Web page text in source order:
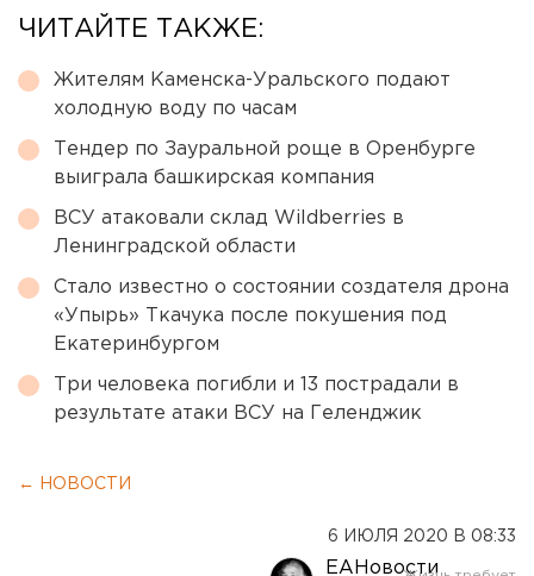
ЧИТАЙТЕ ТАКЖЕ:
Жителям Каменска-Уральского подают
холодную воду по часам
Тендер по Зауральной роще в Оренбурге
выиграла башкирская компания
ВСУ атаковали склад Wildberries в
Ленинградской области
Стало известно о состоянии создателя дрона
«Упырь» Ткачука после покушения под
Екатеринбургом
Три человека погибли и 13 пострадали в
результате атаки ВСУ на Геленджик
← НОВОСТИ
6 ИЮЛЯ 2020 В 08:33
ЕАНовости